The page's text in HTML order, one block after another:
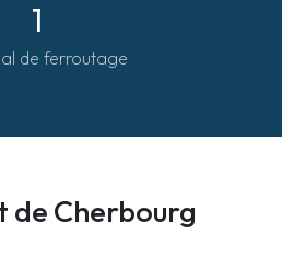
1
de ferroutage
de Cherbourg